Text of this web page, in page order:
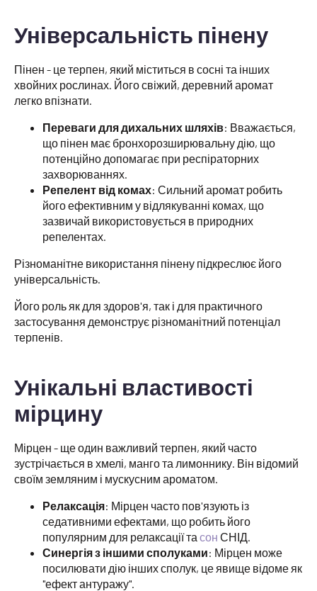
Універсальність пінену
Пінен - це терпен, який міститься в сосні та інших
хвойних рослинах. Його свіжий, деревний аромат
легко впізнати.
Переваги для дихальних шляхів: Вважається,
що пінен має бронхорозширювальну дію, що
потенційно допомагає при респіраторних
захворюваннях.
Репелент від комах: Сильний аромат робить
його ефективним у відлякуванні комах, що
зазвичай використовується в природних
репелентах.
Різноманітне використання пінену підкреслює його
універсальність.
Його роль як для здоров'я, так і для практичного
застосування демонструє різноманітний потенціал
терпенів.
Унікальні властивості
мірцину
Мірцен - ще один важливий терпен, який часто
зустрічається в хмелі, манго та лимоннику. Він відомий
своїм земляним і мускусним ароматом.
Релаксація: Мірцен часто пов'язують із
седативними ефектами, що робить його
популярним для релаксації та сон СНІД.
Синергія з іншими сполуками: Мірцен може
посилювати дію інших сполук, це явище відоме як
"ефект антуражу".